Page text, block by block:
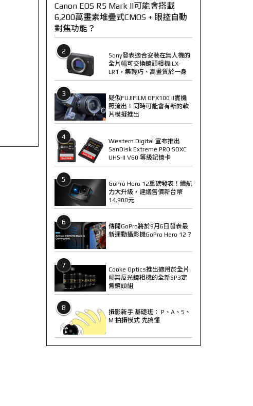
Canon EOS R5 Mark II可能會搭載
6,200萬畫素堆疊式CMOS + 眼控自動
對焦功能？
2
Sony發表適合安裝在無人機的
全片幅可交換鏡頭相機ILX-
LR1，集輕巧、高畫質於一身
3
疑似FUJIFILM GFX100 II實機
照流出！同時可能會有新的軟
片模擬推出
4
Western Digital 宣布推出
SanDisk Extreme PRO SDXC
UHS-II V60 等級記憶卡
5
GoPro Hero 12重磅發表！續航
力大升級，建議售價新台幣
14,900元
6
傳聞GoPro將於9月6日發表最
新運動攝影機GoPro Hero 12？
7
Cooke Optics推出適用於全片
幅無反光鏡相機的全新SP3定
焦鏡頭組
8
攝影新手 基礎班： P、A、S、
M 拍攝模式 先搞懂